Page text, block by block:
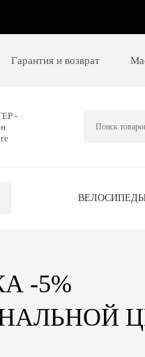
Гарантия и возврат
-
-5%